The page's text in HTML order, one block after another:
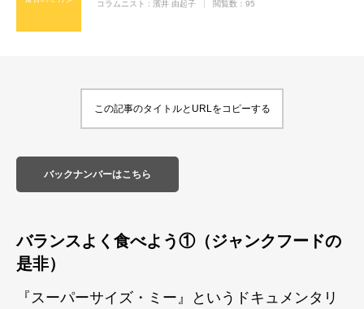
コラムニスト : 濱井 由起子 閲覧数：95
この記事のタイトルとURLをコピーする
バックナンバーはこちら
バランスよく食べよう①（ジャンクフードの
是非）
『スーパーサイズ・ミー』というドキュメンタリ